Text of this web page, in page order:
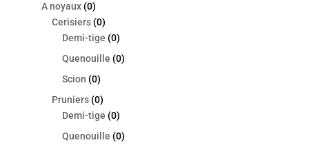
A noyaux (0)
Cerisiers (0)
Demi-tige (0)
Quenouille (0)
Scion (0)
Pruniers (0)
Demi-tige (0)
Quenouille (0)